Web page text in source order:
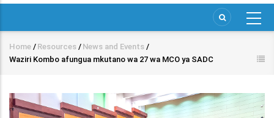
Breadcrumb
Home / Resources / News and Events /
Waziri Kombo afungua mkutano wa 27 wa MCO ya SADC